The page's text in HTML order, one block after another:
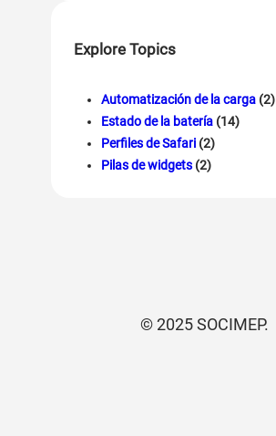
Explore Topics
Automatización de la carga (2)
Estado de la batería (14)
Perfiles de Safari (2)
Pilas de widgets (2)
© 2025 SOCIMEP.